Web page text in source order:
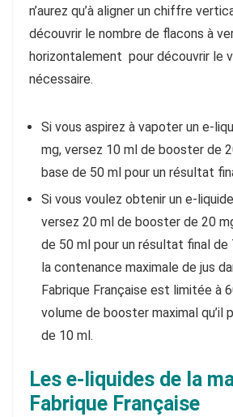
n’aurez qu’à aligner un chiffre
découvrir le nombre de flacons à
horizontalement pour découvrir le
nécessaire.
Si vous aspirez à vapoter un e-
mg, versez 10 ml de booster de
base de 50 ml pour un résultat
Si vous voulez obtenir un e-
versez 20 ml de booster de 20
de 50 ml pour un résultat final de
la contenance maximale de jus
Fabrique Française est limitée à
volume de booster maximal qu’il
de 10 ml.
Les e-liquides de la
Fabrique Française